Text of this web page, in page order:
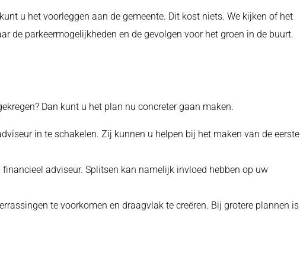
u het voorleggen aan de gemeente. Dit kost niets. We kijken of het
de parkeermogelijkheden en de gevolgen voor het groen in de buurt.
Dan kunt u het plan nu concreter gaan maken.
in te schakelen. Zij kunnen u helpen bij het maken van de eerste
adviseur. Splitsen kan namelijk invloed hebben op uw
te voorkomen en draagvlak te creëren. Bij grotere plannen is